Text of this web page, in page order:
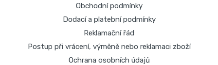
Obchodní podmínky
Dodací a platební podmínky
Reklamační řád
Postup při vrácení, výměně nebo reklamaci zboží
Ochrana osobních údajů